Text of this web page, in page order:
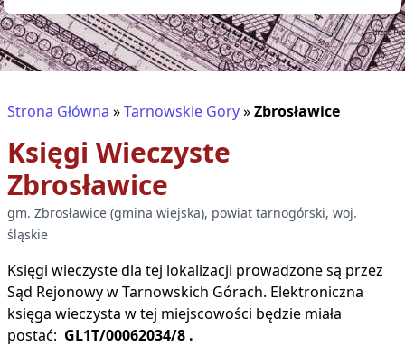
Strona Główna »Tarnowskie Gory»Zbrosławice
Księgi Wieczyste
Zbrosławice
gm. Zbrosławice (gmina wiejska), powiat tarnogórski, woj.
śląskie
Księgi wieczyste dla tej lokalizacji prowadzone są przez
Sąd Rejonowy wTarnowskich Górach. Elektroniczna
księga wieczysta w tej miejscowości będzie miała
postać: GL1T/00062034/8 .